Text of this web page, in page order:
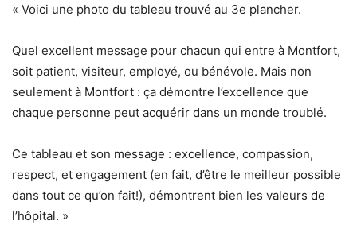
« Voici une photo du tableau trouvé au 3e plancher.
Quel excellent message pour chacun qui entre à Montfort,
soit patient, visiteur, employé, ou bénévole. Mais non
seulement à Montfort : ça démontre l’excellence que
chaque personne peut acquérir dans un monde troublé.
Ce tableau et son message : excellence, compassion,
respect, et engagement (en fait, d’être le meilleur possible
dans tout ce qu’on fait!), démontrent bien les valeurs de
l’hôpital. »